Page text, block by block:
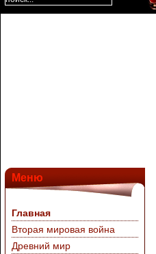
Меню
Главная
Вторая мировая война
Древний мир